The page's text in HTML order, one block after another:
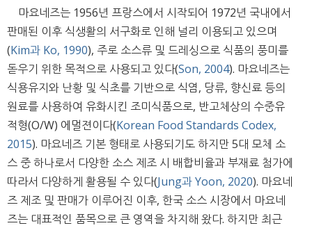
마요네즈는 1956년 프랑스에서 시작되어 1972년 국내에서
판매된 이후 식생활의 서구화로 인해 널리 이용되고 있으며
(Kim과 Ko, 1990), 주로 소스류 및 드레싱으로 식품의 풍미를
돋우기 위한 목적으로 사용되고 있다(Son, 2004). 마요네즈는
식용유지와 난황 및 식초를 기반으로 식염, 당류, 향신료 등의
원료를 사용하여 유화시킨 조미식품으로, 반고체상의 수중유
적형(O/W) 에멀젼이다(Korean Food Standards Codex,
2015). 마요네즈 기본 형태로 사용되기도 하지만 5대 모체 소
스 중 하나로서 다양한 소스 제조 시 배합비율과 부재료 첨가에
따라서 다양하게 활용될 수 있다(Jung과 Yoon, 2020). 마요네
즈 제조 및 판매가 이루어진 이후, 한국 소스 시장에서 마요네
즈는 대표적인 품목으로 큰 영역을 차지해 왔다. 하지만 최근